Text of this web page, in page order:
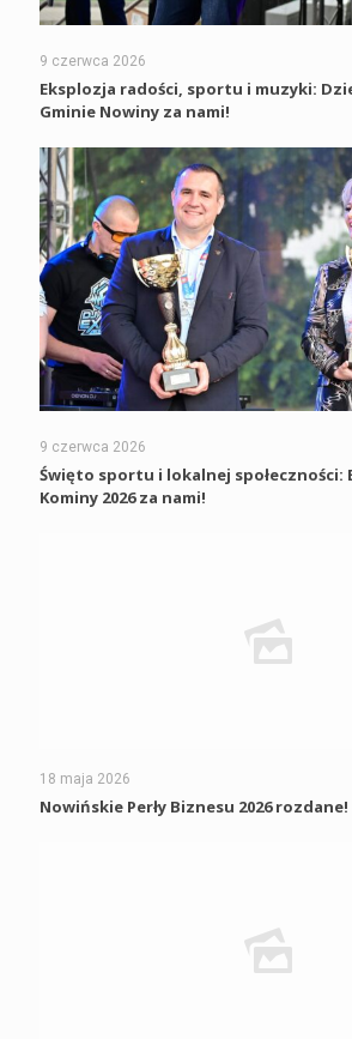
9 czerwca 2026
Eksplozja radości, sportu i muzyki:
Gminie Nowiny za nami!
9 czerwca 2026
Święto sportu i lokalnej społeczności:
Kominy 2026 za nami!
18 maja 2026
Nowińskie Perły Biznesu 2026 rozdane!